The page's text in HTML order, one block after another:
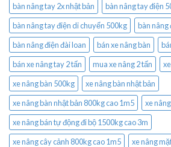
bàn nâng tay 2x nhật bản
bàn nâng tay điện
bàn nâng tay điện di chuyển 500kg
bàn nâng
bàn nâng điện đài loan
bán xe nâng bàn
bán xe nâng tay 2 tấn
mua xe nâng 2 tấn
xe nâng bàn 500kg
xe nâng bàn nhật bản
xe nâng bàn nhật bản 800kg cao 1m5
xe
xe nâng bán tự động đi bộ 1500kg cao 3m
xe nâng cây cảnh 800kg cao 1m5
xe nâng